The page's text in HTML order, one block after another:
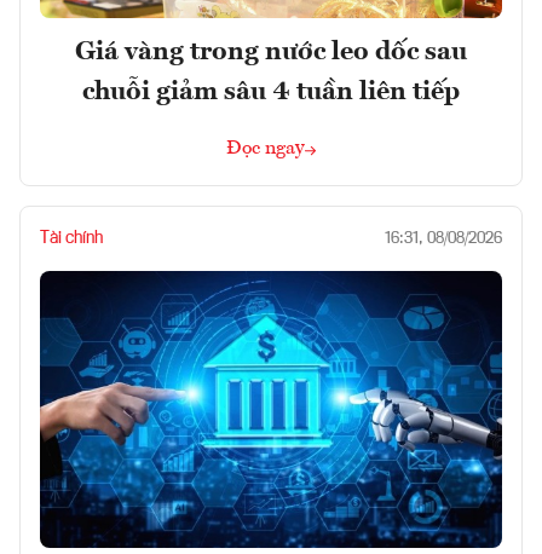
Giá vàng trong nước leo dốc sau
chuỗi giảm sâu 4 tuần liên tiếp
Đọc ngay
Tài chính 16:31, 08/08/2026